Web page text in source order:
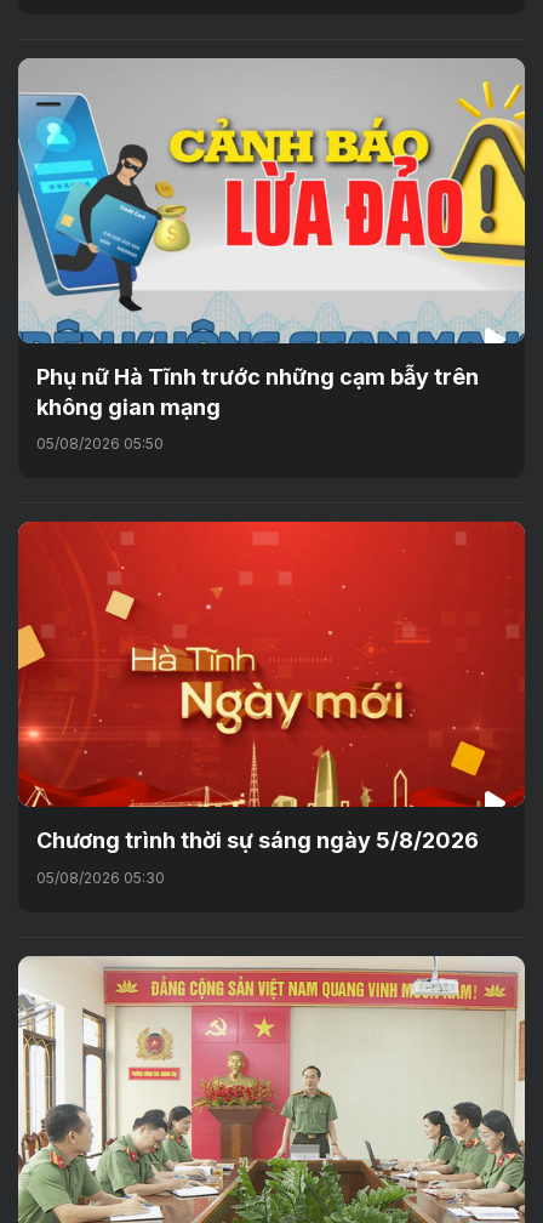
Phụ nữ Hà Tĩnh trước những cạm bẫy trên
không gian mạng
05/08/2026 05:50
Chương trình thời sự sáng ngày 5/8/2026
05/08/2026 05:30